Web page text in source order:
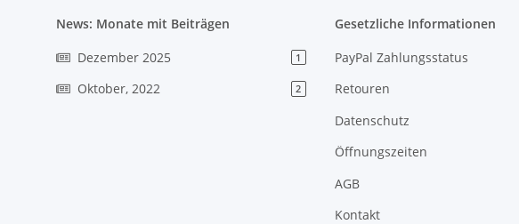
News: Monate mit Beiträgen
Dezember 2025 1
Oktober, 2022 2
Gesetzliche Informationen
PayPal Zahlungsstatus
Retouren
Datenschutz
Öffnungszeiten
AGB
Kontakt